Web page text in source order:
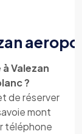
Valezan
?
de réserver
mont
téléphone